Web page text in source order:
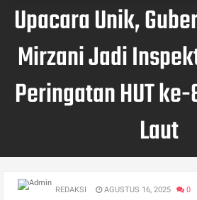
Upacara Unik,
Mirzani Jadi
Peringatan HUT
Laut
REDAKSI AGUSTUS 16, 2025 0